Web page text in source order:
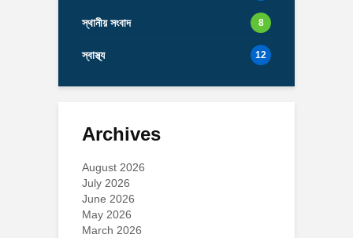
স্থানীয় সংবাদ 8
স্বাস্থ্য 12
Archives
August 2026
July 2026
June 2026
May 2026
March 2026